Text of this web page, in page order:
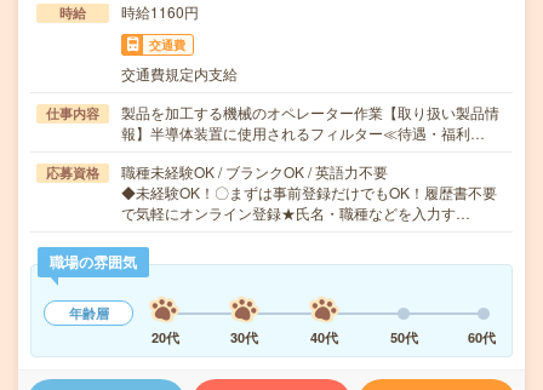
時給 時給1160円
交通費
交通費規定内支給
仕事内容
製品を加工する機械のオペレーター作業【取り扱い製品情
報】半導体装置に使用されるフィルター≪待遇・福利…
応募資格
職種未経験OK / ブランクOK / 英語力不要
◆未経験OK！〇まずは事前登録だけでもOK！履歴書不要
で気軽にオンライン登録★氏名・職種などを入力す…
職場の雰囲気
年齢層
20代
30代 40代 50代 60代